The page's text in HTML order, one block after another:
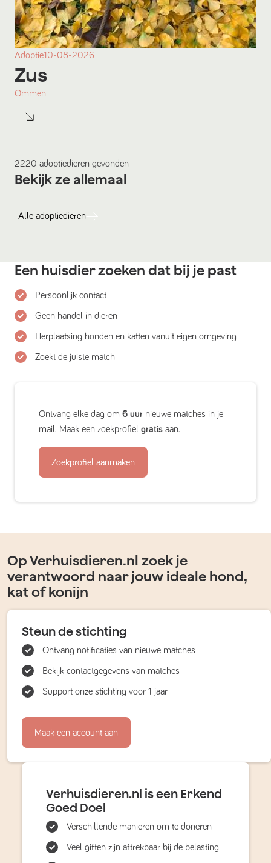
Adoptie10-08-2026
Zus
Ommen
2220 adoptiedieren gevonden
Bekijk ze allemaal
Alle adoptiedieren
Een huisdier zoeken dat bij je past
Persoonlijk contact
Geen handel in dieren
Herplaatsing honden en katten vanuit eigen omgeving
Zoekt de juiste match
Ontvang elke dag om 6 uur nieuwe matches in je
mail. Maak een zoekprofiel gratis aan.
Zoekprofiel aanmaken
Op Verhuisdieren.nl zoek je
verantwoord naar jouw ideale hond,
kat of konijn
Steun de stichting
Ontvang notificaties van nieuwe matches
Bekijk contactgegevens van matches
Support onze stichting voor 1 jaar
Maak een account aan
Verhuisdieren.nl is een Erkend
Goed Doel
Verschillende manieren om te doneren
Veel giften zijn aftrekbaar bij de belasting